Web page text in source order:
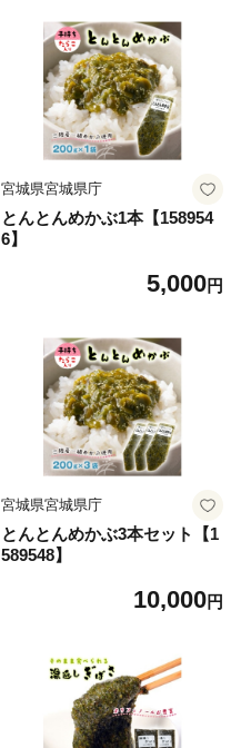
宮城県宮城県庁
とんとんめかぶ1本【158954
6】
5,000円
宮城県宮城県庁
とんとんめかぶ3本セット【1
589548】
10,000円